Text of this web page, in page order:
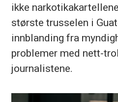
ikke
største trusselen i
innblanding fra
problemer med nett-
journalistene.